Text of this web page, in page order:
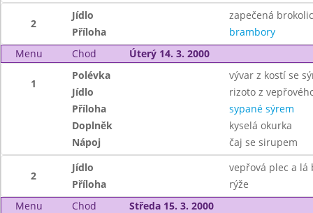
2
Jídlo
zapečená
Příloha
brambory
Menu
Chod Úterý 14. 3. 2000
1
Polévka
vývar z kostí se
Jídlo
rizoto z
Příloha
sypané sýrem
Doplněk
kyselá okurka
Nápoj
čaj se sirupem
2
Jídlo
vepřová plec a lá
Příloha
rýže
Menu
Chod Středa 15. 3. 2000